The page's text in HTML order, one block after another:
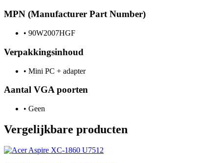
MPN (Manufacturer Part Number)
• 90W2007HGF
Verpakkingsinhoud
• Mini PC + adapter
Aantal VGA poorten
• Geen
Vergelijkbare producten